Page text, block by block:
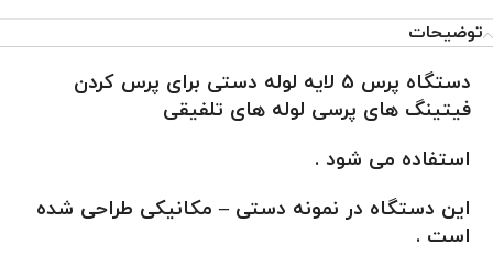
توضیحات
دستگاه پرس 5 لایه لوله دستی برای پرس کردن
فیتینگ های پرسی لوله های تلفیقی
استفاده می شود .
این دستگاه در نمونه دستی – مکانیکی طراحی شده
است .